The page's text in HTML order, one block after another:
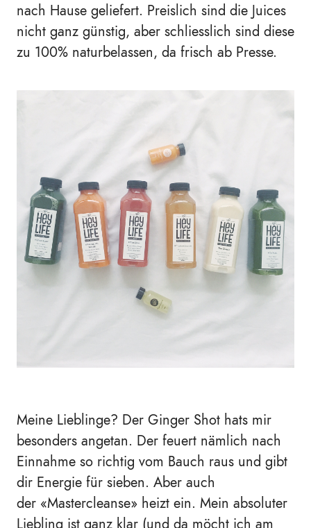
nach Hause geliefert. Preislich sind die Juices
nicht ganz günstig, aber schliesslich sind diese
zu 100% naturbelassen, da frisch ab Presse.
Meine Lieblinge? Der Ginger Shot hats mir
besonders angetan. Der feuert nämlich nach
Einnahme so richtig vom Bauch raus und gibt
dir Energie für sieben. Aber auch
der «Mastercleanse» heizt ein. Mein absoluter
Liebling ist ganz klar (und da möcht ich am